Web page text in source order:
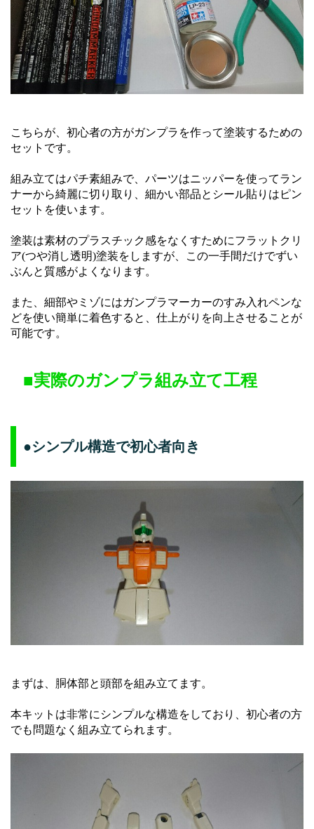
こちらが、初心者の方がガンプラを作って塗装するための
セットです。
組み立てはパチ素組みで、パーツはニッパーを使ってラン
ナーから綺麗に切り取り、細かい部品とシール貼りはピン
セットを使います。
塗装は素材のプラスチック感をなくすためにフラットクリ
ア(つや消し透明)塗装をしますが、この一手間だけでずい
ぶんと質感がよくなります。
また、細部やミゾにはガンプラマーカーのすみ入れペンな
どを使い簡単に着色すると、仕上がりを向上させることが
可能です。
■実際のガンプラ組み立て工程
●シンプル構造で初心者向き
まずは、胴体部と頭部を組み立てます。
本キットは非常にシンプルな構造をしており、初心者の方
でも問題なく組み立てられます。